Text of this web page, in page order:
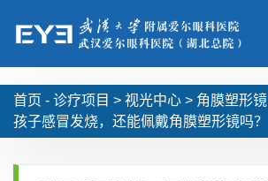
首页 - 诊疗项目 > 视光中心 > 角膜塑形镜
孩子感冒发烧，还能佩戴角膜塑形镜吗？